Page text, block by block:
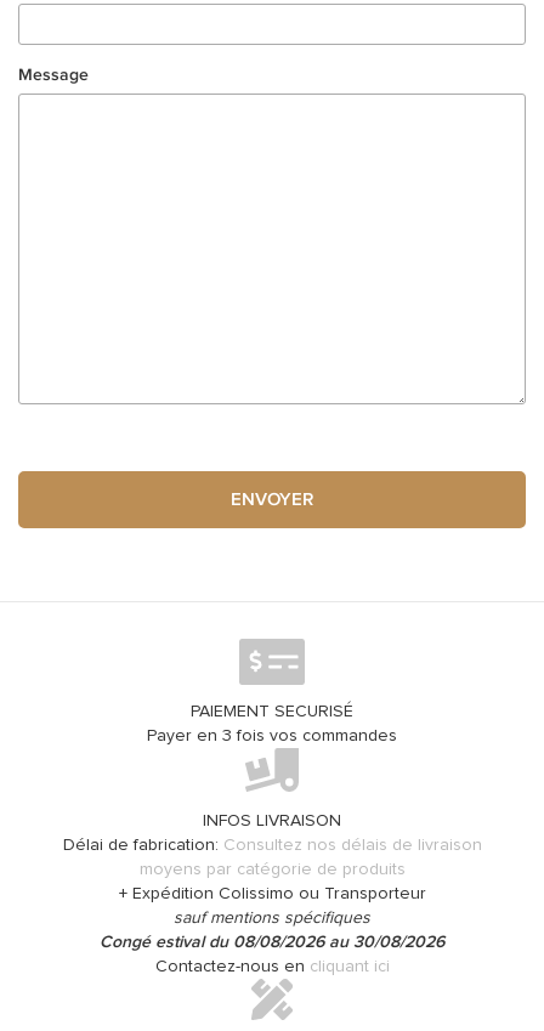
Message
ENVOYER
PAIEMENT SECURISÉ
Payer en 3 fois vos commandes
INFOS LIVRAISON
Délai de fabrication: Consultez nos délais de livraison
moyens par catégorie de produits
+ Expédition Colissimo ou Transporteur
sauf mentions spécifiques
Congé estival du 08/08/2026 au 30/08/2026
Contactez-nous en cliquant ici